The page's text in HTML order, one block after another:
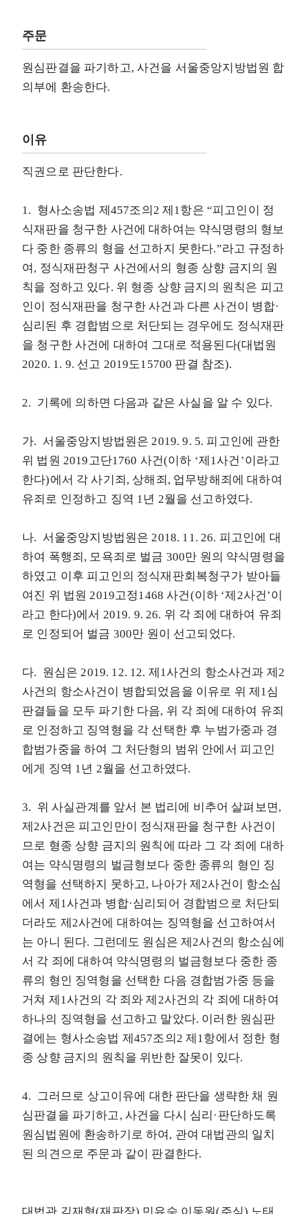
주문
원심판결을 파기하고, 사건을 서울중앙지방법원 합
의부에 환송한다.
이유
직권으로 판단한다.
1. 형사소송법 제457조의2 제1항은 “피고인이 정
식재판을 청구한 사건에 대하여는 약식명령의 형보
다 중한 종류의 형을 선고하지 못한다.”라고 규정하
여, 정식재판청구 사건에서의 형종 상향 금지의 원
칙을 정하고 있다. 위 형종 상향 금지의 원칙은 피고
인이 정식재판을 청구한 사건과 다른 사건이 병합·
심리된 후 경합범으로 처단되는 경우에도 정식재판
을 청구한 사건에 대하여 그대로 적용된다(대법원
2020. 1. 9. 선고 2019도15700 판결 참조).
2. 기록에 의하면 다음과 같은 사실을 알 수 있다.
가. 서울중앙지방법원은 2019. 9. 5. 피고인에 관한
위 법원 2019고단1760 사건(이하 ‘제1사건’이라고
한다)에서 각 사기죄, 상해죄, 업무방해죄에 대하여
유죄로 인정하고 징역 1년 2월을 선고하였다.
나. 서울중앙지방법원은 2018. 11. 26. 피고인에 대
하여 폭행죄, 모욕죄로 벌금 300만 원의 약식명령을
하였고 이후 피고인의 정식재판회복청구가 받아들
여진 위 법원 2019고정1468 사건(이하 ‘제2사건’이
라고 한다)에서 2019. 9. 26. 위 각 죄에 대하여 유죄
로 인정되어 벌금 300만 원이 선고되었다.
다. 원심은 2019. 12. 12. 제1사건의 항소사건과 제2
사건의 항소사건이 병합되었음을 이유로 위 제1심
판결들을 모두 파기한 다음, 위 각 죄에 대하여 유죄
로 인정하고 징역형을 각 선택한 후 누범가중과 경
합범가중을 하여 그 처단형의 범위 안에서 피고인
에게 징역 1년 2월을 선고하였다.
3. 위 사실관계를 앞서 본 법리에 비추어 살펴보면,
제2사건은 피고인만이 정식재판을 청구한 사건이
므로 형종 상향 금지의 원칙에 따라 그 각 죄에 대하
여는 약식명령의 벌금형보다 중한 종류의 형인 징
역형을 선택하지 못하고, 나아가 제2사건이 항소심
에서 제1사건과 병합·심리되어 경합범으로 처단되
더라도 제2사건에 대하여는 징역형을 선고하여서
는 아니 된다. 그런데도 원심은 제2사건의 항소심에
서 각 죄에 대하여 약식명령의 벌금형보다 중한 종
류의 형인 징역형을 선택한 다음 경합범가중 등을
거쳐 제1사건의 각 죄와 제2사건의 각 죄에 대하여
하나의 징역형을 선고하고 말았다. 이러한 원심판
결에는 형사소송법 제457조의2 제1항에서 정한 형
종 상향 금지의 원칙을 위반한 잘못이 있다.
4. 그러므로 상고이유에 대한 판단을 생략한 채 원
심판결을 파기하고, 사건을 다시 심리·판단하도록
원심법원에 환송하기로 하여, 관여 대법관의 일치
된 의견으로 주문과 같이 판결한다.
대법관 김재형(재판장) 민유숙 이동원(주심) 노태